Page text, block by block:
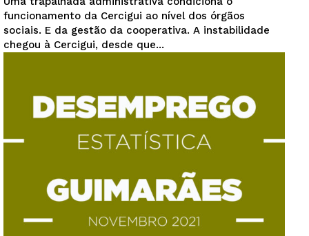
funcionamento da Cercigui ao nível dos órgãos
sociais. E da gestão da cooperativa. A instabilidade
chegou à Cercigui, desde que...